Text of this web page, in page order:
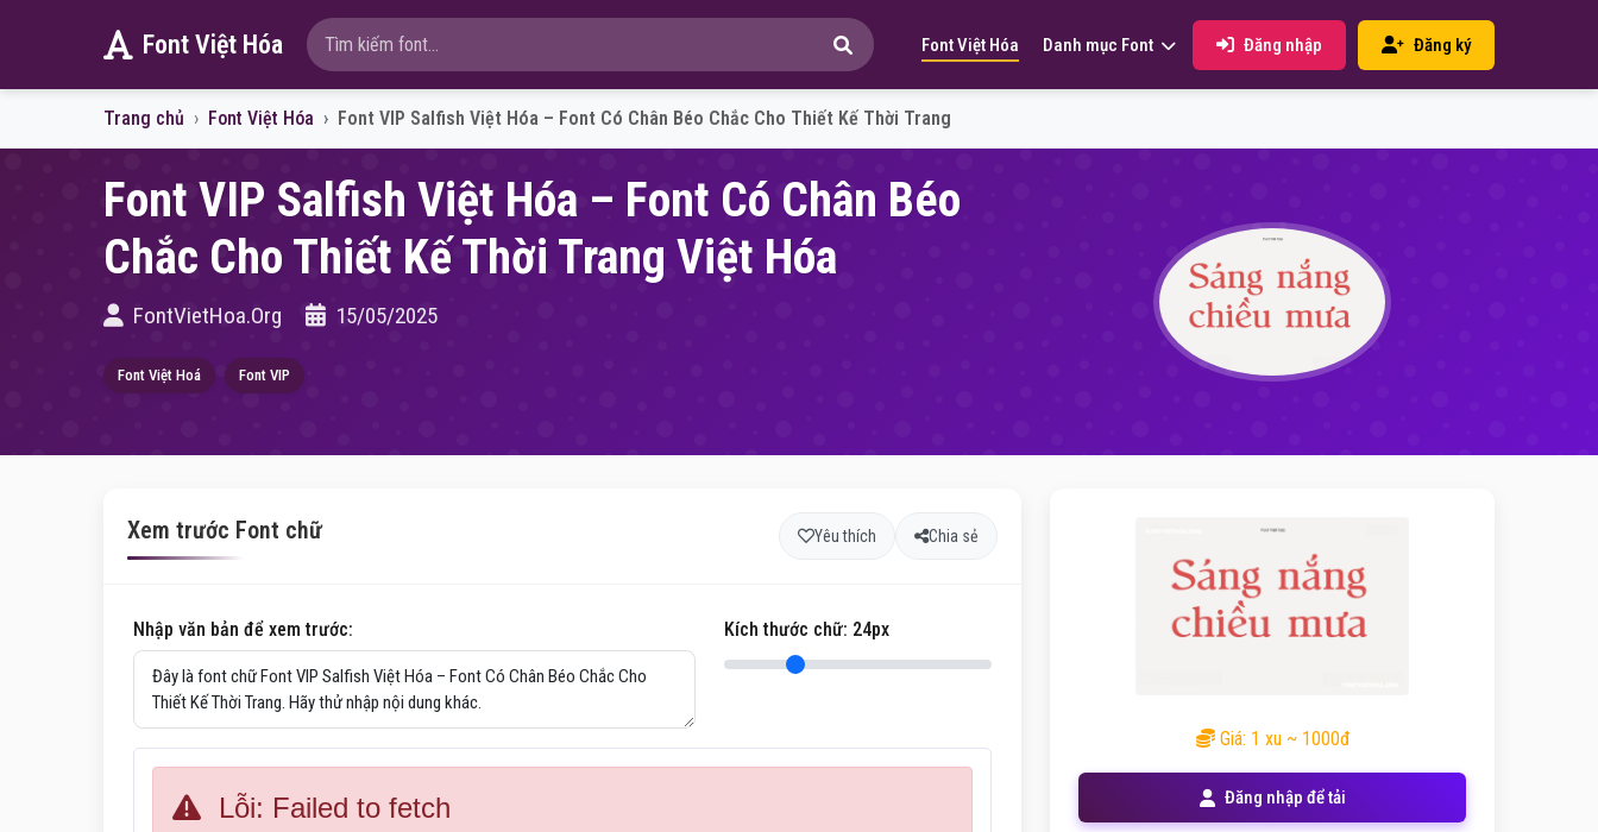
Font Việt Hóa Font Việt Hóa Danh mục Font Đăng nhập Đăng ký
Trang chủ Font Việt Hóa Font VIP Salfish Việt Hóa – Font Có Chân Béo Chắc Cho Thiết Kế Thời Trang
Font VIP Salfish Việt Hóa – Font Có Chân Béo
Chắc Cho Thiết Kế Thời Trang Việt Hóa
FontVietHoa.Org 15/05/2025
Font Việt Hoá Font VIP
Xem trước Font chữ Yêu thích Chia sẻ
Nhập văn bản để xem trước: Kích thước chữ: 24px
Lỗi: Failed to fetch
Giá: 1 xu ~ 1000đ
Đăng nhập để tải